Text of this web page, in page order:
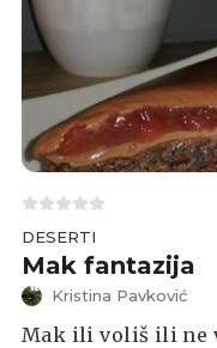
DESERTI
Mak fantazija
Kristina Pavković
Mak ili voliš ili ne